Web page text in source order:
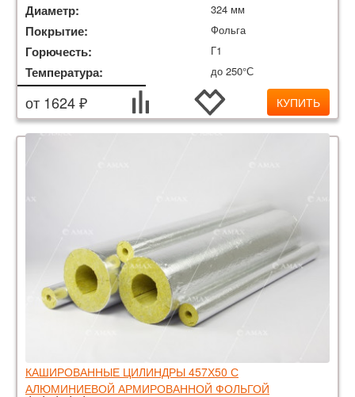
Диаметр: 324 мм
Покрытие: Фольга
Горючесть: Г1
Температура: до 250°С
от 1624 ₽ КУПИТЬ
КАШИРОВАННЫЕ ЦИЛИНДРЫ 457Х50 С
АЛЮМИНИЕВОЙ АРМИРОВАННОЙ ФОЛЬГОЙ